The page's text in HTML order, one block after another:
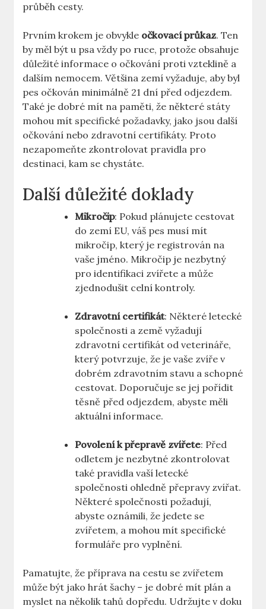
průběh cesty.
Prvním krokem je obvykle očkovací průkaz. Ten
by měl být u psa vždy po ruce, protože obsahuje
důležité informace o očkování proti vzteklině a
dalším nemocem. Většina zemí vyžaduje, aby byl
pes očkován minimálně 21 dní před odjezdem.
Také je dobré mít na paměti, že některé státy
mohou mít specifické požadavky, jako jsou další
očkování nebo zdravotní certifikáty. Proto
nezapomeňte zkontrolovat pravidla pro
destinaci, kam se chystáte.
Další důležité doklady
Mikročip: Pokud plánujete cestovat
do zemí EU, váš pes musí mít
mikročip, který je registrován na
vaše jméno. Mikročip je nezbytný
pro identifikaci zvířete a může
zjednodušit celní kontroly.
Zdravotní certifikát: Některé letecké
společnosti a země vyžadují
zdravotní certifikát od veterináře,
který potvrzuje, že je vaše zvíře v
dobrém zdravotním stavu a schopné
cestovat. Doporučuje se jej pořídit
těsně před odjezdem, abyste měli
aktuální informace.
Povolení k přepravě zvířete: Před
odletem je nezbytné zkontrolovat
také pravidla vaší letecké
společnosti ohledně přepravy zvířat.
Některé společnosti požadují,
abyste oznámili, že jedete se
zvířetem, a mohou mít specifické
formuláře pro vyplnění.
Pamatujte, že příprava na cestu se zvířetem
může být jako hrát šachy – je dobré mít plán a
myslet na několik tahů dopředu. Udržujte v doku